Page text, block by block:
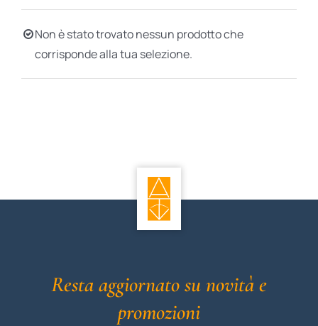
BIOGRAFIE
ATTUALITÀ
Non è stato trovato nessun prodotto che
corrisponde alla tua selezione.
Resta aggiornato su novità e
promozioni